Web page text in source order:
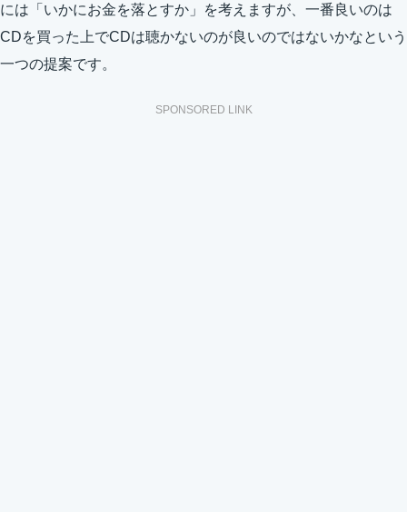
には「いかにお金を落とすか」を考えますが、一番良いのは
CDを買った上でCDは聴かないのが良いのではないかなという
一つの提案です。
SPONSORED LINK